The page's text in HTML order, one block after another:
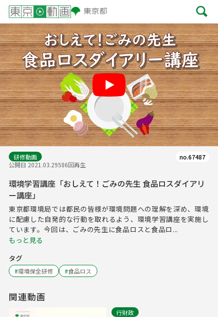
Play
研修動画
公開日 2021.03.29586回再生
no.67487
環境学習講座「おしえて！ごみの先生 食品ロスダイアリ
ー講座」
東京都環境局では都民の皆様が環境問題への理解を深め、環境
に配慮した自発的な行動を取れるよう、環境学習講座を実施し
ています。今回は、ごみの先生に食品ロスと食品ロ...
もっと見る
タグ
#環境保全研修 #食品ロス
関連動画
行財政